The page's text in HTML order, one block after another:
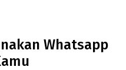
Whatsapp